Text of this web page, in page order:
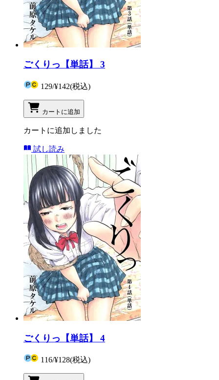
ごくりっ【単話】 3
129/¥142(税込)
カートに追加
カートに追加しました
試し読み
ごくりっ【単話】 4
116/¥128(税込)